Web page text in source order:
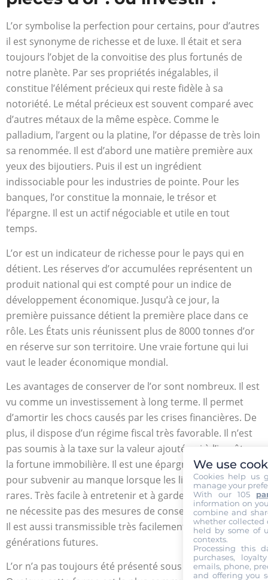
L’or symbolise la perfection pour certains, pour d’autres
il est synonyme de richesse et de luxe. Il était et sera
toujours l’objet de la convoitise des plus fortunés de
notre planète. Par ses propriétés inégalables, il
constitue l’élément précieux qui reste fidèle à sa
notoriété. Le métal précieux est souvent comparé avec
d’autres métaux de la même espèce. Comme le
palladium, l’argent ou la platine, l’or dépasse de très loin
sa renommée. Il est d’abord une matière première aux
yeux des bijoutiers. Puis il est un ingrédient
indissociable pour les industries de pointe. Pour les
banques, l’or constitue la monnaie, le trésor et
l’épargne. Il est un actif négociable et utile en tout
temps.
L’or est un indicateur de richesse pour le pays qui en
détient. Les réserves d’or accumulées représentent un
produit national qui est compté pour un indice de
développement économique. Jusqu’à ce jour, la
première puissance détient la première place dans ce
rôle. Les États unis réunissent plus de 8000 tonnes d’or
en réserve sur son territoire. Une vraie fortune qui lui
vaut le leader économique mondial.
Les avantages de conserver de l’or sont nombreux. Il est
vu comme un investissement à long terme. Il permet
d’amortir les chocs causés par les crises financières. De
plus, il dispose d’un régime fiscal très favorable. Il n’est
pas soumis à la taxe sur la valeur ajoutée ni à l’impôt sur
la fortune immobilière. Il est une épargne intéressante
pour subvenir au manque lorsque les liquidités se font
rares. Très facile à entretenir et à garder, le métal jaune
ne nécessite pas des mesures de conserve particulière.
Il est aussi transmissible très facilement à vos
générations futures.
L’or n’a pas toujours été présenté sous forme de lingot.
We use
Cookies help us
manage your
With our 105
information on
combine and
whether collected
held by some of
contexts.
Processing this
purchases,
emails, phone,
and offering you